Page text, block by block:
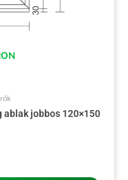
ablak jobbos 120×150